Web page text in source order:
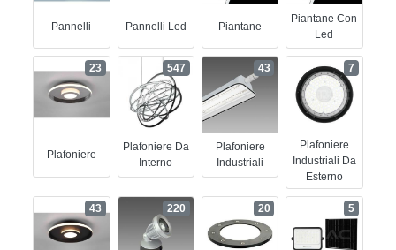
Pannelli Pannelli Led Piantane
Piantane Con
Led
Plafoniere
23
Plafoniere Da
Interno
547
Plafoniere
Industriali
43
Plafoniere
Industriali Da
Esterno
7
43 220 20 5